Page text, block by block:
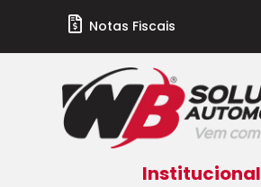
Notas Fiscais
Institucional